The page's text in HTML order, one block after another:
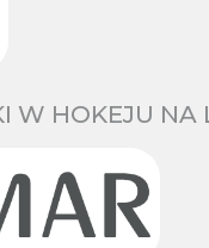
W HOKEJU NA